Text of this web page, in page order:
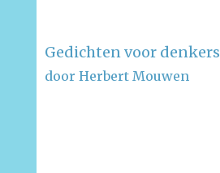
Gedichten voor denkers
door Herbert Mouwen